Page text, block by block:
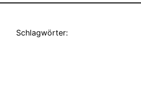
Schlagwörter: